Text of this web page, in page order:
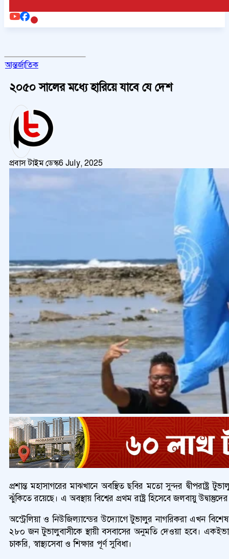
আন্তর্জাতিক
২০৫০ সালের মধ্যে হারিয়ে যাবে যে দেশ
প্রবাস টাইম ডেস্ক6 July, 2025
প্রশান্ত মহাসাগরের মাঝখানে অবস্থিত ছবির মতো সুন্দর দ্বীপরাষ্ট্র
ঝুঁকিতে রয়েছে। এ অবস্থায় বিশ্বের প্রথম রাষ্ট্র হিসেবে জলবায়ু
অস্ট্রেলিয়া ও নিউজিল্যান্ডের উদ্যোগে টুভালুর নাগরিকরা এখন
২৮০ জন টুভালুবাসীকে স্থায়ী বসবাসের অনুমতি দেওয়া হবে।
চাকরি, স্বাস্থ্যসেবা ও শিক্ষার পূর্ণ সুবিধা।